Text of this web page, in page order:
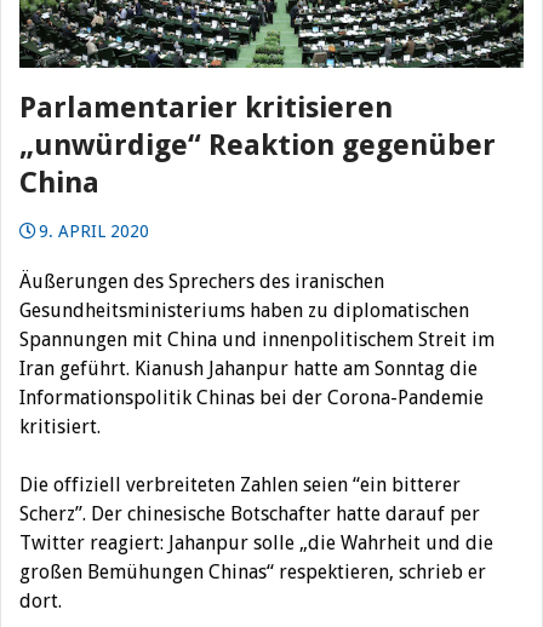
Parlamentarier kritisieren
„unwürdige“ Reaktion gegenüber
China
9. APRIL 2020
Äußerungen des Sprechers des iranischen
Gesundheitsministeriums haben zu diplomatischen
Spannungen mit China und innenpolitischem Streit im
Iran geführt. Kianush Jahanpur hatte am Sonntag die
Informationspolitik Chinas bei der Corona-Pandemie
kritisiert.
Die offiziell verbreiteten Zahlen seien “ein bitterer
Scherz”. Der chinesische Botschafter hatte darauf per
Twitter reagiert: Jahanpur solle „die Wahrheit und die
großen Bemühungen Chinas“ respektieren, schrieb er
dort.